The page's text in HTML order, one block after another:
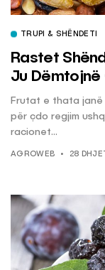
TRUPI & SHËNDETI
Rastet
Ju Dëmtojnë
Frutat e thata janë
për çdo regjim
racionet...
AGROWEB 28